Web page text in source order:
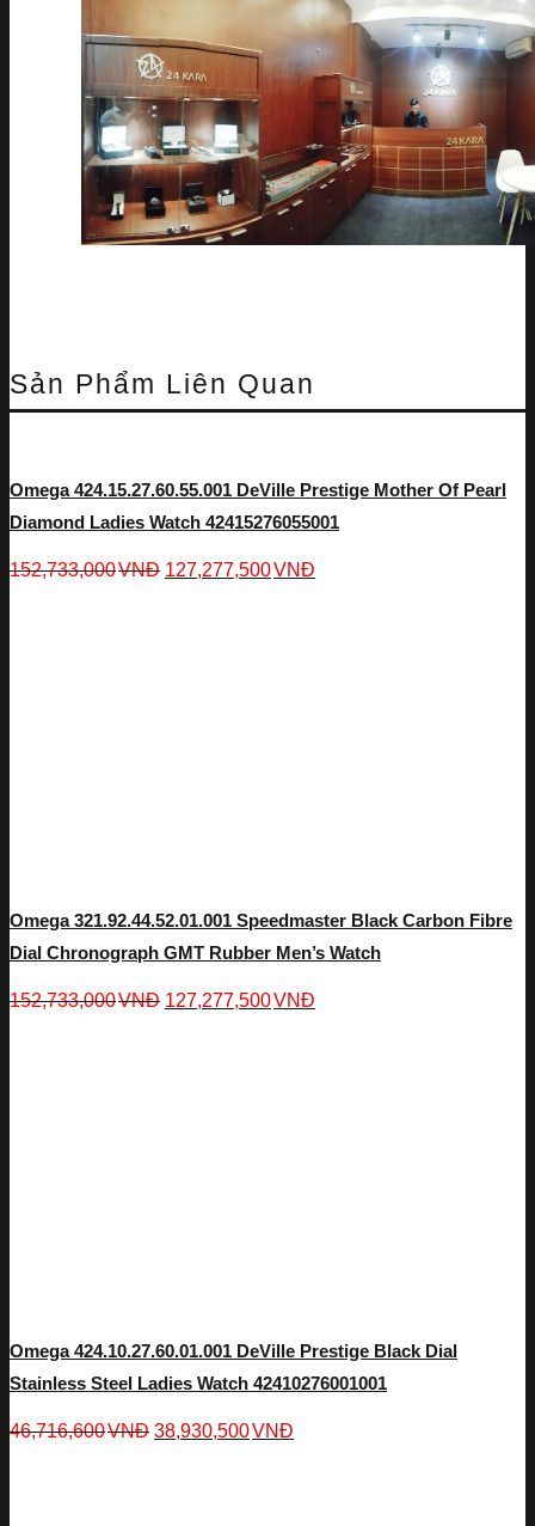
Sản Phẩm Liên Quan
Omega 424.15.27.60.55.001 DeVille Prestige Mother Of Pearl
Diamond Ladies Watch 42415276055001
152,733,000VNĐ 127,277,500VNĐ
Omega 321.92.44.52.01.001 Speedmaster Black Carbon Fibre
Dial Chronograph GMT Rubber Men’s Watch
152,733,000VNĐ 127,277,500VNĐ
Omega 424.10.27.60.01.001 DeVille Prestige Black Dial
Stainless Steel Ladies Watch 42410276001001
46,716,600VNĐ 38,930,500VNĐ